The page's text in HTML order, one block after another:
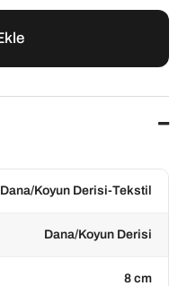
Dana/Koyun Derisi-Tekstil
Dana/Koyun Derisi
8 cm